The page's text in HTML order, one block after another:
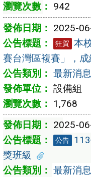
942
2025-
狂賀 本
賽台灣區複賽」，
最新消息
設備組
1,768
2025-
公告
獎班級
最新消息